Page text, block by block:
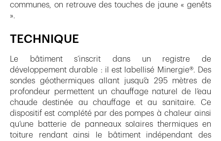
communes, on retrouve des touches de jaune « genêts
».
TECHNIQUE
Le bâtiment s’inscrit dans un registre de
développement durable : il est labellisé Minergie®. Des
sondes géothermiques allant jusqu’à 295 mètres de
profondeur permettent un chauffage naturel de l’eau
chaude destinée au chauffage et au sanitaire. Ce
dispositif est complété par des pompes à chaleur ainsi
qu’une batterie de panneaux solaires thermiques en
toiture rendant ainsi le bâtiment indépendant des